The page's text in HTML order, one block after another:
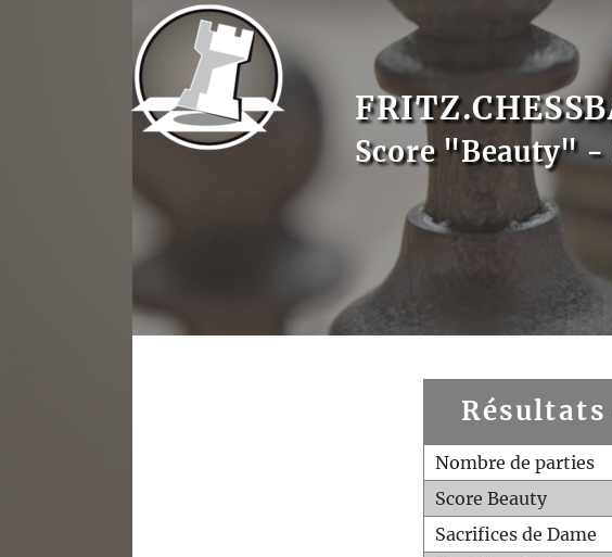
Score "Beauty" -
Nombre de parties
Score Beauty
Sacrifices de Dame